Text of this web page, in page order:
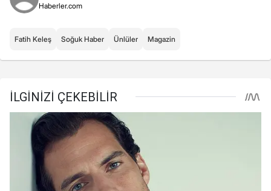
Haberler.com
Fatih Keleş Soğuk Haber Ünlüler Magazin